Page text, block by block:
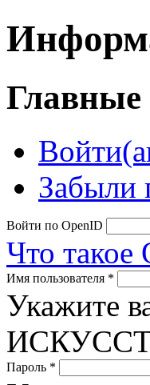
Главные
Войти
Забыли
Войти по OpenID
Что такое
Имя пользователя *
Укажите
Пароль *